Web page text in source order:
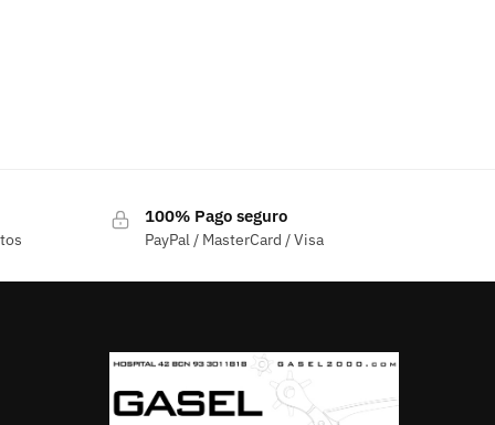
100% Pago seguro
PayPal / MasterCard / Visa